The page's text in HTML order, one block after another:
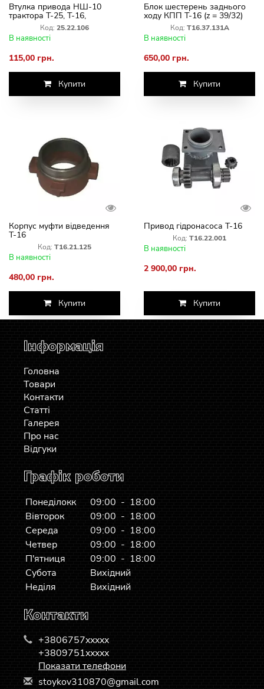
Втулка привода НШ-10
трактора Т-25, Т-16,
25.22.106Код: 25.22.106
В наявності
115,00 грн.
Купити
Блок шестерень заднього
ходу КПП Т-16 (z = 39/32)
Т16.37.131А
Код: Т16.37.131А
В наявності
650,00 грн.
Купити
Корпус муфти відведення
Т-16
Код: Т16.21.125
В наявності
480,00 грн.
Купити
Привод гідронасоса Т-16
Код: Т16.22.001
В наявності
2 900,00 грн.
Купити
Інформація
Головна
Товари
Контакти
Статті
Галерея
Про нас
Відгуки
Графік роботи
Понеділокк
09:00 - 18:00
Вівторок
09:00 - 18:00
Середа
09:00 - 18:00
Четвер
09:00 - 18:00
П'ятниця
09:00 - 18:00
Субота
Вихідний
Неділя
Вихідний
Контакти
+3806757xxxxx
+3809751xxxxx
Показати телефони
stoykov310870@gmail.com